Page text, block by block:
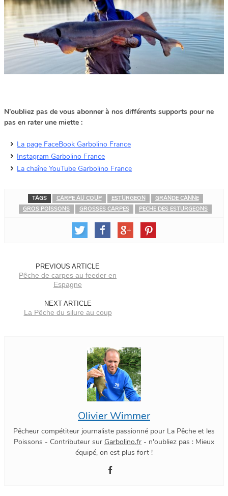
N’oubliez pas de vous abonner à nos différents supports pour ne
pas en rater une miette :
La page FaceBook Garbolino France
Instagram Garbolino France
La chaîne YouTube Garbolino France
TAGS CARPE AU COUP ESTURGEON
GRANDE CANNE
GROS POISSONS
GROSSES CARPES PECHE DES ESTURGEONS
PREVIOUS ARTICLE
Pêche de carpes au feeder en
Espagne
NEXT ARTICLE
La Pêche du silure au coup
Olivier Wimmer
Pêcheur compétiteur journaliste passionné pour La Pêche et les
Poissons - Contributeur sur Garbolino.fr - n'oubliez pas : Mieux
équipé, on est plus fort !